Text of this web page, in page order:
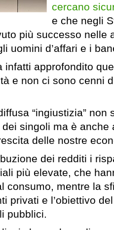
cercano
e che negli
più successo nelle
uomini d’affari e i
infatti approfondito
e non ci sono cenni
“ingiustizia”
singoli ma è anche
delle nostre
dei redditi i
più elevate, che
consumo, mentre la
privati e l’obiettivo
pubblici.